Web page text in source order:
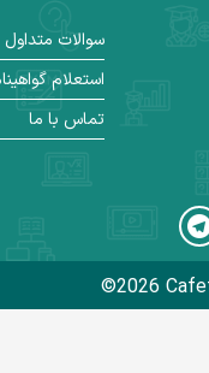
سوالات متداول
استعلام
تماس با ما
©2026